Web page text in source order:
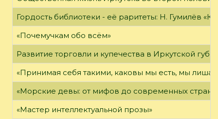
Гордость библиотеки - её раритеты: Н. Гумилёв
«Почемучкам обо всём»
Развитие торговли и купечества в Иркутской
«Принимая себя такими, каковы мы есть, мы
«Морские девы: от мифов до современных
«Мастер интеллектуальной прозы»